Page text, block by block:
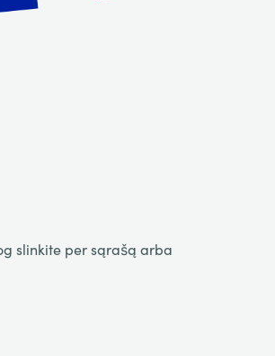
slinkite per sąrašą arba